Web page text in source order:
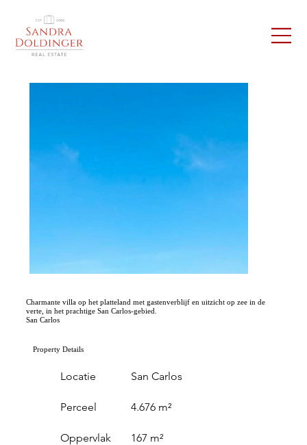
Charmante villa op het platteland met gastenverblijf en uitzicht op zee in de
verte, in het prachtige San Carlos-gebied.
San Carlos
Property Details
Locatie
Perceel
Oppervlak
San Carlos
4.676 m²
167 m²